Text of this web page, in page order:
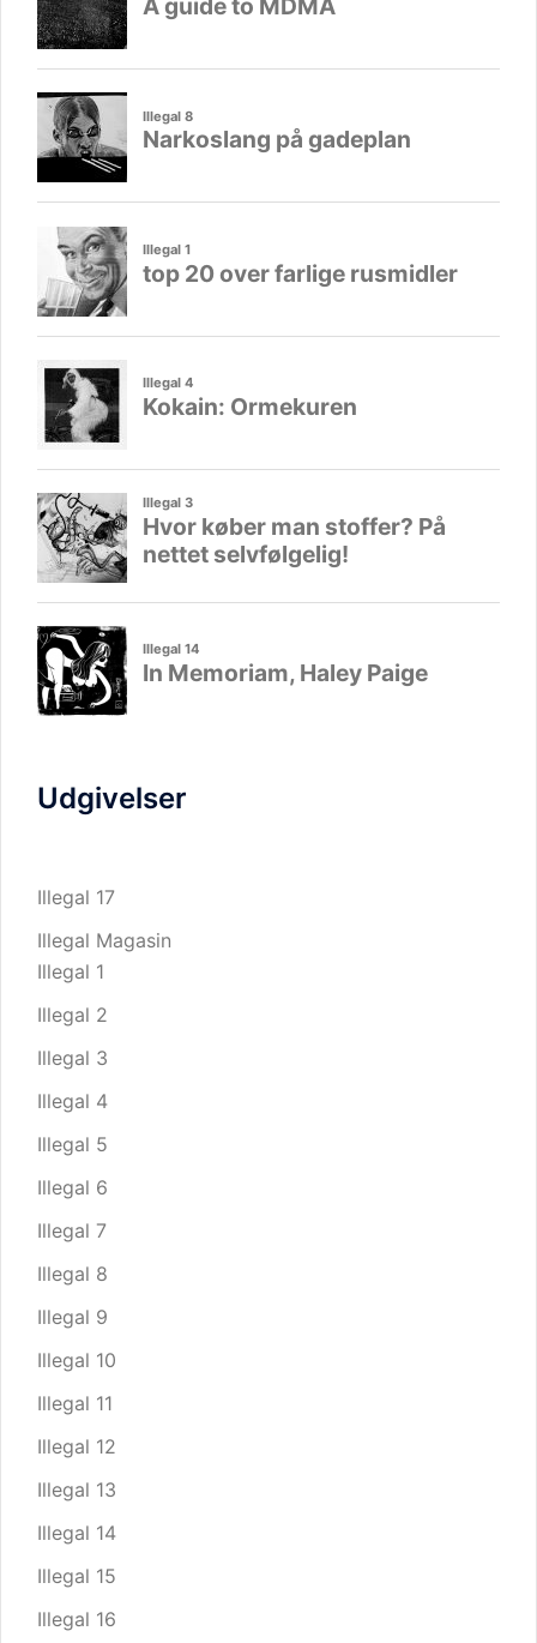
Udgivelser
Illegal 17
Illegal Magasin
Illegal 1
Illegal 2
Illegal 3
Illegal 4
Illegal 5
Illegal 6
Illegal 7
Illegal 8
Illegal 9
Illegal 10
Illegal 11
Illegal 12
Illegal 13
Illegal 14
Illegal 15
Illegal 16